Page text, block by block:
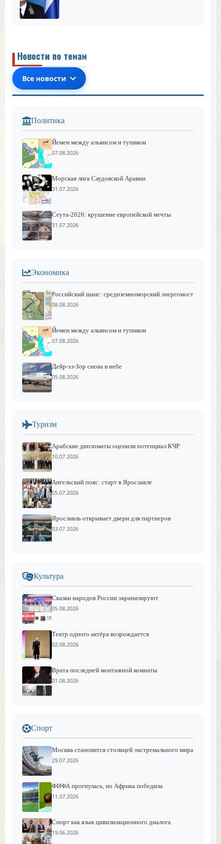
Новости по темам
Все новости
Политика
Йемен между альянсом и тупиком
07.08.2026
Морская лига Саудовской Аравии
31.07.2026
Сеута-2026: крушение европейской мечты
31.07.2026
Экономика
Российский шанс: средиземноморский энергомост
08.08.2026
Йемен между альянсом и тупиком
07.08.2026
Дейр-эз-Зор снова в небе
05.08.2026
Туризм
Арабские дипломаты оценили потенциал КЧР
10.07.2026
Ангельский пояс: старт в Ярославле
05.07.2026
Ярославль открывает двери для партнеров
03.07.2026
Культура
Сказки народов России экранизируют
05.08.2026
Театр одного актёра возрождается
02.08.2026
Врата последней монтажной комнаты
01.08.2026
Спорт
Москва становится столицей экстремального мира
29.07.2026
ФИФА прогнулась, но Африка победила
11.07.2026
Спорт как язык цивилизационного диалога
19.06.2026